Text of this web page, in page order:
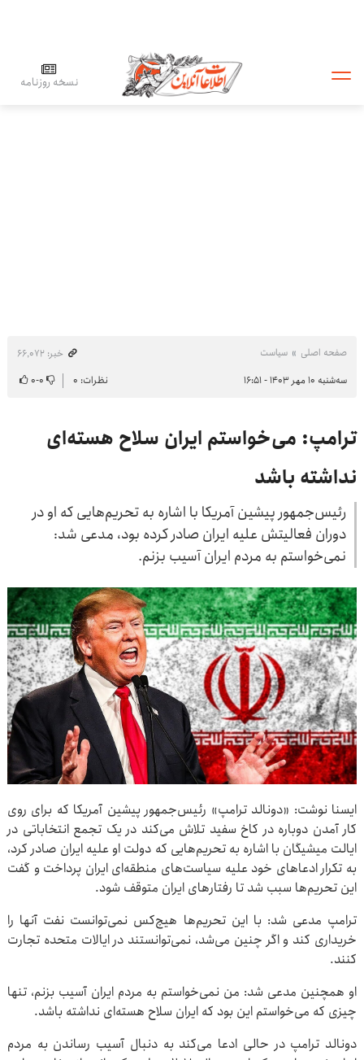
نسخه روزنامه
صفحه اصلی سیاست
خبر: ۶۶٬۰۷۲
سه‌شنبه ۱۰ مهر ۱۴۰۳ - ۱۶:۵۱
نظرات: ۰ ۰-۰
ترامپ: می‌خواستم ایران سلاح هسته‌ای
نداشته باشد
رئیس‌جمهور پیشین آمریکا با اشاره به تحریم‌هایی که او در
دوران فعالیتش علیه ایران صادر کرده بود، مدعی شد:
نمی‌خواستم به مردم ایران آسیب بزنم.
ایسنا نوشت: «دونالد ترامپ» رئیس‌جمهور پیشین آمریکا که برای روی
کار آمدن دوباره در کاخ سفید تلاش می‌کند در یک تجمع انتخاباتی در
ایالت میشیگان با اشاره به تحریم‌هایی که دولت او علیه ایران صادر کرد،
به تکرار ادعاهای خود علیه سیاست‌های منطقه‌ای ایران پرداخت و گفت
این تحریم‌ها سبب شد تا رفتارهای ایران متوقف شود.
ترامپ مدعی شد: با این تحریم‌ها هیچ‌کس نمی‌توانست نفت آنها را
خریداری کند و اگر چنین می‌شد، نمی‌توانستند در ایالات متحده تجارت
کنند.
او همچنین مدعی شد: من نمی‌خواستم به مردم ایران آسیب بزنم، تنها
چیزی که می‌خواستم این بود که ایران سلاح هسته‌ای نداشته باشد.
دونالد ترامپ در حالی ادعا می‌کند به دنبال آسیب رساندن به مردم